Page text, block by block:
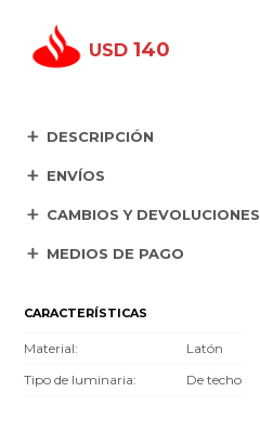
USD 140
DESCRIPCIÓN
ENVÍOS
CAMBIOS Y DEVOLUCIONES
MEDIOS DE PAGO
CARACTERÍSTICAS
Material
Latón
Tipo de luminaria
De techo